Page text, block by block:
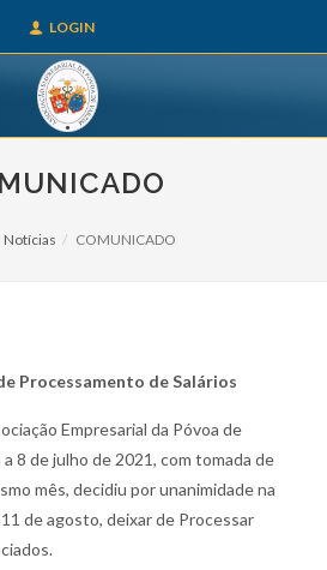
LOGIN
Notícias COMUNICADO
Processamento de Salários
Empresarial da Póvoa de
8 de julho de 2021, com tomada de
mês, decidiu por unanimidade na
de agosto, deixar de Processar